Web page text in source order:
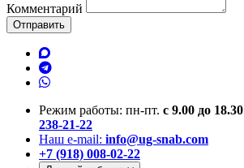
Комментарий
Отправить
Режим работы: пн-пт. с 9.00 до 18.30
238-21-22
Наш e-mail: info@ug-snab.com
+7 (918) 008-02-22